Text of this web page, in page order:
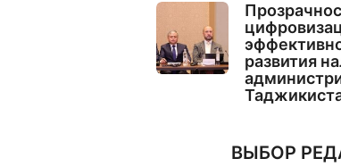
развития
ВЫБОР